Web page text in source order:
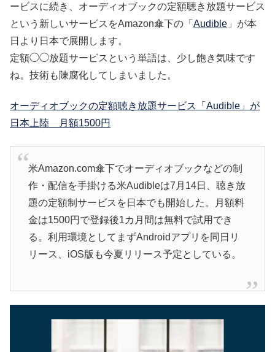
ービスに続き、オーディオブックの定額聴き放題サービス
という新しいサービスをAmazon傘下の「 Audible 」が本
日より日本で展開します。
定額◯◯放題サービスという単語は、少し飽き気味です
ね。技術も陳腐化してしまいました。
オーディオブックの定額聴き放題サービス「Audible」が
日本上陸 月額1500円
米Amazon.com傘下でオーディオブックなどの制
作・配信を手掛ける米Audibleは7月14日、聴き放
題の定額制サービスを日本でも開始した。月額料
金は1500円で登録後1カ月間は無料で試用でき
る。利用環境としてまずAndroidアプリを同日リ
リース、iOS版も今夏リリース予定としている。